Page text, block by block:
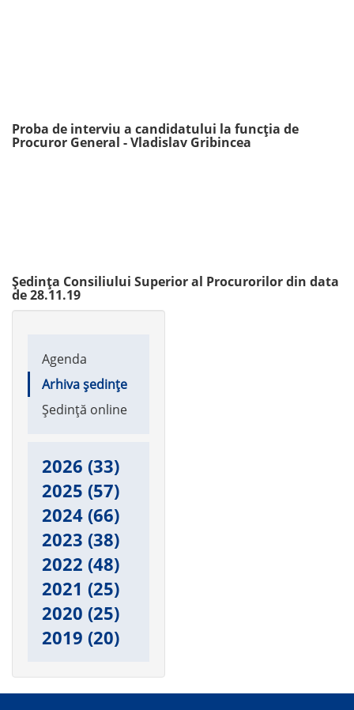
Proba de interviu a candidatului la funcția de
Procuror General - Vladislav Gribincea
Ședința Consiliului Superior al Procurorilor din data
de 28.11.19
navigation
Agenda
Arhiva ședințe
Ședință online
2026 (33)
2025 (57)
2024 (66)
2023 (38)
2022 (48)
2021 (25)
2020 (25)
2019 (20)